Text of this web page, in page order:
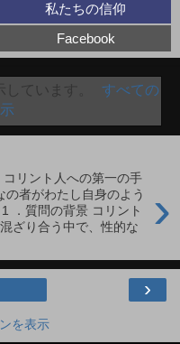
私たちの信仰
Facebook
しています。
すべての
›
リント人への第一の手
者がわたし自身のよう
．質問の背景 コリント
ざり合う中で、性的な
›
を表示